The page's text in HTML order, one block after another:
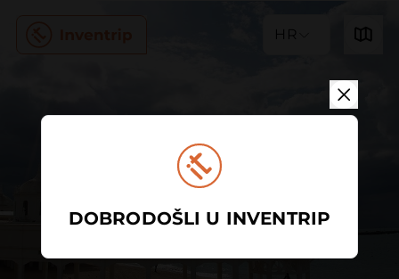
HR
DOBRODOŠLI U INVENTRIP